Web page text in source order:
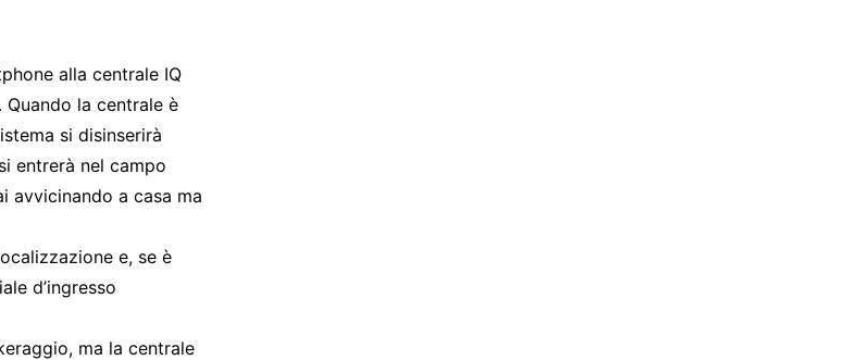
alla centrale IQ
la centrale è
si disinserirà
entrerà nel campo
avvicinando a casa ma
e, se è
d’ingresso
ma la centrale